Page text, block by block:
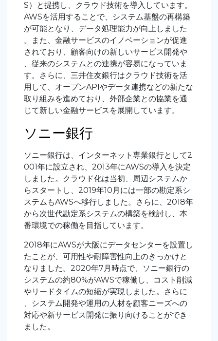
S）と提携し、クラウド技術を導入しています。
AWSを活用することで、システム基盤の再構築
が可能となり、データ処理能力が向上しました
。また、金融サービスのイノベーションが促進
されており、顧客向けの新しいサービス開発や
、従来のシステムとの連携が容易になっていま
す。さらに、三井住友銀行はクラウド技術を活
用して、オープンAPIやデータ連携などの新たな
取り組みを進めており、外部企業との協業を通
じて新しい金融サービスを展開しています。
ソニー銀行
ソニー銀行は、インターネット専業銀行として2
001年に設立され、2013年にAWSの導入を決定
しました。クラウド化は当初、周辺システムか
らスタートし、2019年10月には一部の勘定系シ
ステムもAWSへ移行しました。さらに、2018年
から次世代勘定系システムの構築を検討し、本
番環境での稼働を目指しています。
2018年にAWSが大阪にデータセンターを設置し
たことが、可用性や耐障害性向上のきっかけと
なりました。2020年7月時点で、ソニー銀行の
システムの約80%がAWSで稼働し、コスト削減
やリードタイムの短縮が実現しました。さらに
、システム開発や運用の人材を顧客ニーズへの
対応や新サービス開発に振り向けることができ
ました。